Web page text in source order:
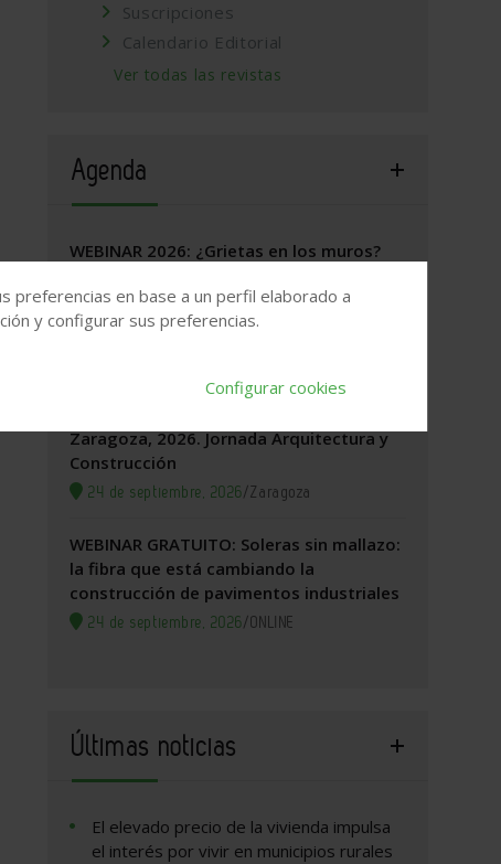
Suscripciones
Calendario Editorial
Ver todas las revistas
Agenda
WEBINAR 2026: ¿Grietas en los muros?
Valladolid, 2026. Jornada Arquitectura y
22 de septiembre, 2026/Valladolid
Zaragoza, 2026. Jornada Arquitectura y
Construcción
24 de septiembre, 2026/Zaragoza
WEBINAR GRATUITO: Soleras sin mallazo:
la fibra que está cambiando la
construcción de pavimentos industriales
24 de septiembre, 2026/ONLINE
Últimas noticias
El elevado precio de la vivienda impulsa
el interés por vivir en municipios rurales
preferencias en base a un perfil elaborado a
y configurar sus preferencias.
Configurar cookies